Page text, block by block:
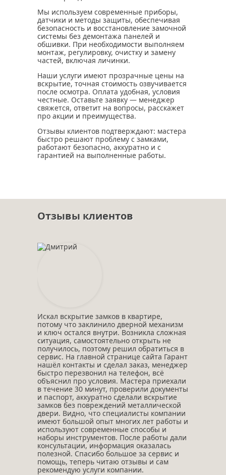
Мы используем современные приборы,
датчики и методы защиты, обеспечивая
безопасность и восстановление замочной
системы без демонтажа панелей и
обшивки. При необходимости выполняем
монтаж, регулировку, очистку и замену
частей, включая личинки.
Наши услуги имеют прозрачные цены на
вскрытие, точная стоимость озвучивается
после осмотра. Оплата удобная, условия
честные. Оставьте заявку — менеджер
свяжется, ответит на вопросы, расскажет
про акции и преимущества.
Отзывы клиентов подтверждают: мастера
быстро решают проблему с замками,
работают безопасно, аккуратно и с
гарантией на выполненные работы.
Отзывы клиентов
Искал вскрытие замков в квартире,
потому что заклинило дверной механизм
и ключ остался внутри. Возникла сложная
ситуация, самостоятельно открыть не
получилось, поэтому решил обратиться в
сервис. На главной странице сайта Гарант
нашёл контакты и сделал заказ, менеджер
быстро перезвонил на телефон, всё
объяснил про условия. Мастера приехали
в течение 30 минут, проверили документы
и паспорт, аккуратно сделали вскрытие
замков без повреждений металлической
двери. Видно, что специалисты компании
имеют большой опыт многих лет работы и
используют современные способы и
наборы инструментов. После работы дали
консультации, информация оказалась
полезной. Спасибо большое за сервис и
помощь, теперь читаю отзывы и сам
рекомендую услуги компании.